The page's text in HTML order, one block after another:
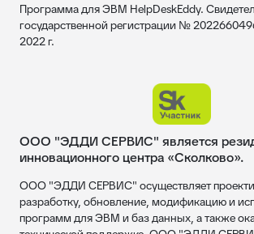
Программа для ЭВМ HelpDeskEddy.
государственной регистрации №
2022 г.
ООО "ЭДДИ СЕРВИС" является
инновационного центра «Сколково».
ООО "ЭДДИ СЕРВИС" осуществляет
разработку, обновление, модификацию и
программ для ЭВМ и баз данных, а также